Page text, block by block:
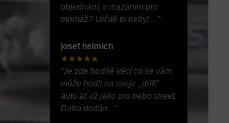
objednání, s mazáním pro
montáž? Určitě to nebyl ..."
josef helmich
★★★★★
"Je zde hodně věcí co se vám
může hodit na svoje ,,drift”
auto ať už jako pro nebo street.
Doba dodán..."